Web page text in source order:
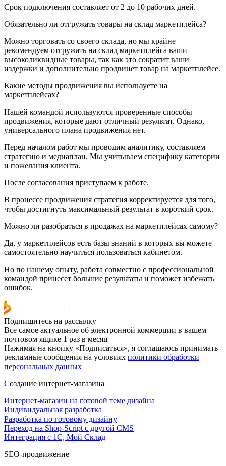
Срок подключения составляет от 2 до 10 рабочих дней.
Обязательно ли отгружать товары на склад маркетплейса?
Можно торговать со своего склада, но мы крайне
рекомендуем отгружать на склад маркетплейса ваши
высоколиквидные товары, так как это сократит ваши
издержки и дополнительно продвинет товар на маркетплейсе.
Какие методы продвижения вы используете на
маркетплейсах?
Нашей командой используются проверенные способы
продвижения, которые дают отличный результат. Однако,
универсального плана продвижения нет.
Перед началом работ мы проводим аналитику, составляем
стратегию и медиаплан. Мы учитываем специфику категории
и пожелания клиента.
После согласования приступаем к работе.
В процессе продвижения стратегия корректируется для того,
чтобы достигнуть максимальный результат в короткий срок.
Можно ли разобраться в продажах на маркетплейсах самому?
Да, у маркетплейсов есть базы знаний в которых вы можете
самостоятельно научиться пользоваться кабинетом.
Но по нашему опыту, работа совместно с профессиональной
командой принесет большие результаты и поможет избежать
ошибок.
Подпишитесь на рассылку
Все самое актуальное об электронной коммерции в вашем
почтовом ящике 1 раз в месяц
Нажимая на кнопку «Подписаться», я соглашаюсь принимать
рекламные сообщения на условиях политики обработки
персональных данных
Создание интернет-магазина
Интернет-магазин на готовой теме дизайна
Индивидуальная разработка
Разработка по готовому дизайну
Переход на Shop-Script с другой CMS
Интеграция с 1С, Мой Склад
SEO-продвижение